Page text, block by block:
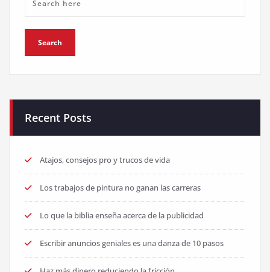
Recent Posts
Atajos, consejos pro y trucos de vida
Los trabajos de pintura no ganan las carreras
Lo que la biblia enseña acerca de la publicidad
Escribir anuncios geniales es una danza de 10 pasos